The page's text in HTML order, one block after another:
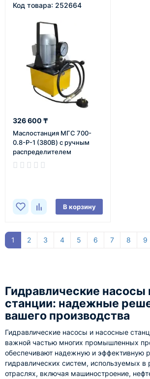
Код товара: 252664
326 600 ₸
Маслостанция МГС 700-
0.8-Р-1 (380В) с ручным
распределителем
В корзину
1 2 3 4 5 6 7 8 9
Гидравлические насосы
станции: надежные
вашего производства
Гидравлические насосы и насосные
важной частью многих промышленных
обеспечивают надежную и эффективную
гидравлических систем, используемых в
отраслях, включая машиностроение,